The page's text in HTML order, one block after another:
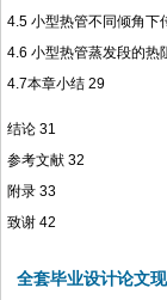
4.5 小型热管不同倾角下
4.6 小型热管蒸发段的热
4.7本章小结 29
结论 31
参考文献 32
附录 33
致谢 42
全套毕业设计论文